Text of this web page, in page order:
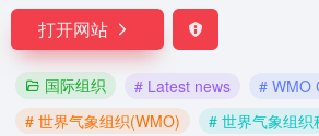
打开网站
国际组织 # Latest news
# WMO
# 世界气象组织(WMO)
# 世界气象组织